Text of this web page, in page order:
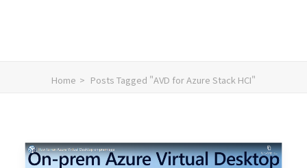
Home Posts Tagged "AVD for Azure Stack HCI"